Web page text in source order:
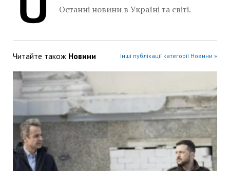
Останні новини в Україні та світі.
Читайте також Новини Інші публікації категорії Новини »